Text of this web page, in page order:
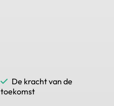
De kracht van de
toekomst